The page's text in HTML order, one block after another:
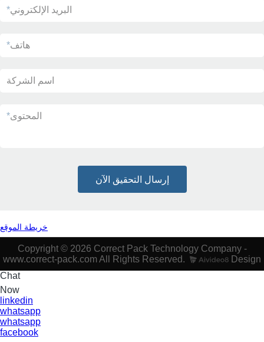
*البريد الإلكتروني
*هاتف
اسم الشركة
*المحتوى
إرسال التحقيق الآن
خريطة الموقع
Copyright © 2026 Correct Pack Technology Company -
www.correct-pack.com All Rights Reserved.
Design
Chat
Now
linkedin
whatsapp
whatsapp
facebook